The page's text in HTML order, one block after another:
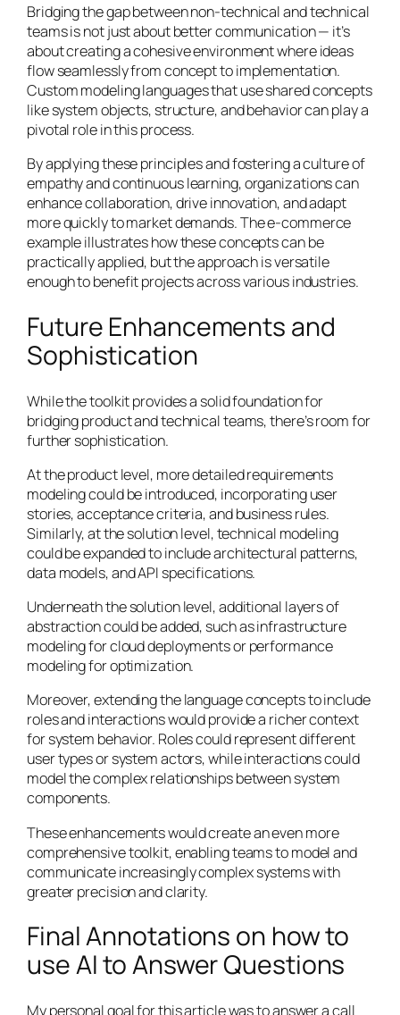
Bridging the gap between non-technical and technical
teams is not just about better communication — it’s
about creating a cohesive environment where ideas
flow seamlessly from concept to implementation.
Custom modeling languages that use shared concepts
like system objects, structure, and behavior can play a
pivotal role in this process.
By applying these principles and fostering a culture of
empathy and continuous learning, organizations can
enhance collaboration, drive innovation, and adapt
more quickly to market demands. The e-commerce
example illustrates how these concepts can be
practically applied, but the approach is versatile
enough to benefit projects across various industries.
Future Enhancements and
Sophistication
While the toolkit provides a solid foundation for
bridging product and technical teams, there’s room for
further sophistication.
At the product level, more detailed requirements
modeling could be introduced, incorporating user
stories, acceptance criteria, and business rules.
Similarly, at the solution level, technical modeling
could be expanded to include architectural patterns,
data models, and API specifications.
Underneath the solution level, additional layers of
abstraction could be added, such as infrastructure
modeling for cloud deployments or performance
modeling for optimization.
Moreover, extending the language concepts to include
roles and interactions would provide a richer context
for system behavior. Roles could represent different
user types or system actors, while interactions could
model the complex relationships between system
components.
These enhancements would create an even more
comprehensive toolkit, enabling teams to model and
communicate increasingly complex systems with
greater precision and clarity.
Final Annotations on how to
use AI to Answer Questions
My personal goal for this article was to answer a call